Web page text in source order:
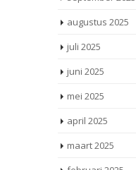
augustus 2025
juli 2025
juni 2025
mei 2025
april 2025
maart 2025